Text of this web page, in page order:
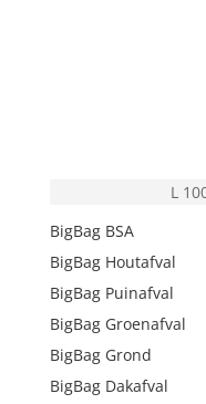
L
BigBag BSA
BigBag Houtafval
BigBag Puinafval
BigBag Groenafval
BigBag Grond
BigBag Dakafval